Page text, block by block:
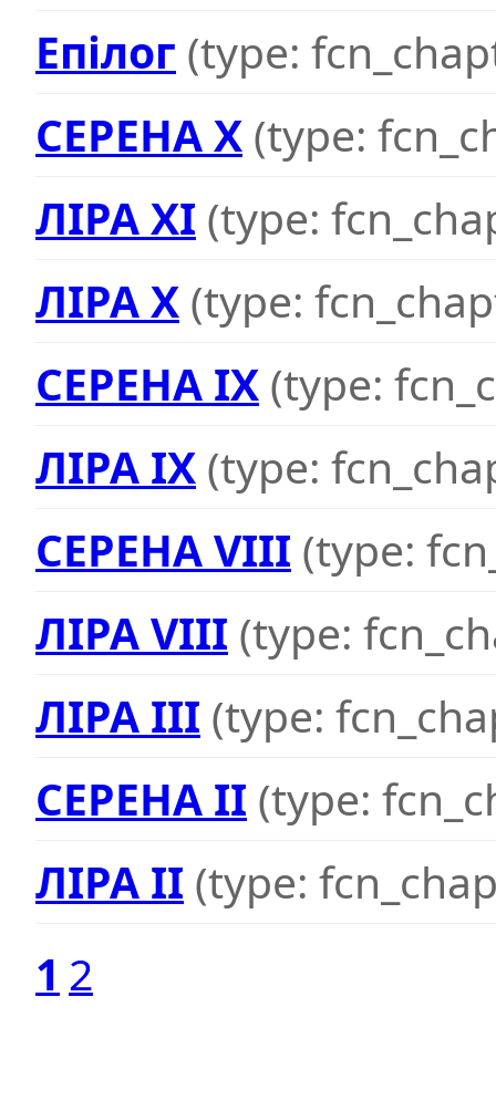
Епілог (type:
СЕРЕНА X (type:
ЛІРА XI (type:
ЛІРА X (type:
СЕРЕНА IX (type:
ЛІРА IX (type:
СЕРЕНА VIII (type:
ЛІРА VIII (type:
ЛІРА III (type:
СЕРЕНА II (type:
ЛІРА II (type:
1 2